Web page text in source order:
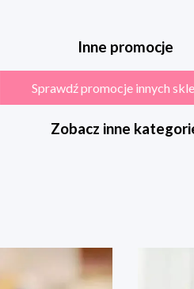
Inne promocje
Sprawdź promocje innych
Zobacz inne